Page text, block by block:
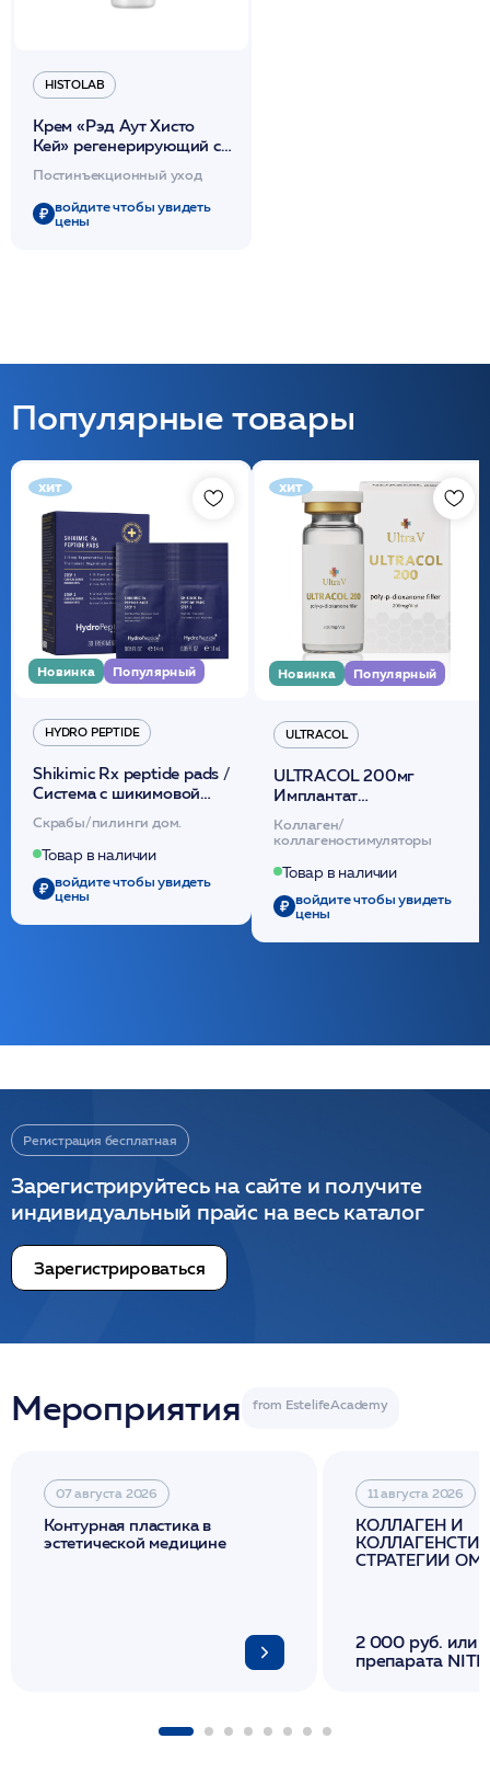
HISTOLAB
Крем «Рэд Аут Хисто
Кей» регенерирующий с
histo K cream 12мл
/HISTOLAB*
Постинъекционный уход
войдите чтобы увидеть
цены
Популярные товары
хит
Новинка Популярный
HYDRO PEPTIDE
Shikimic Rx peptide pads /
Cистема с шикимовой
кислотой обновляющая
(30шт) /HP
Скрабы/пилинги дом.
Товар в наличии
войдите чтобы увидеть
цены
хит
Новинка Популярный
ULTRACOL
ULTRACOL 200мг
Имплантат
внутридермальный,
стерильный на основе
полидиоксанона
/ULTRACOL
Коллаген/
коллагеностимуляторы
Товар в наличии
войдите чтобы увидеть
цены
Регистрация бесплатная
Зарегистрируйтесь на сайте и получите
индивидуальный прайс на весь каталог
Зарегистрироваться
Мероприятия
07 августа 2026
Контурная пластика в
эстетической медицине
11 августа 2026
КОЛЛАГЕН И
СТРАТЕГИИ
2 000 руб. или
препарата